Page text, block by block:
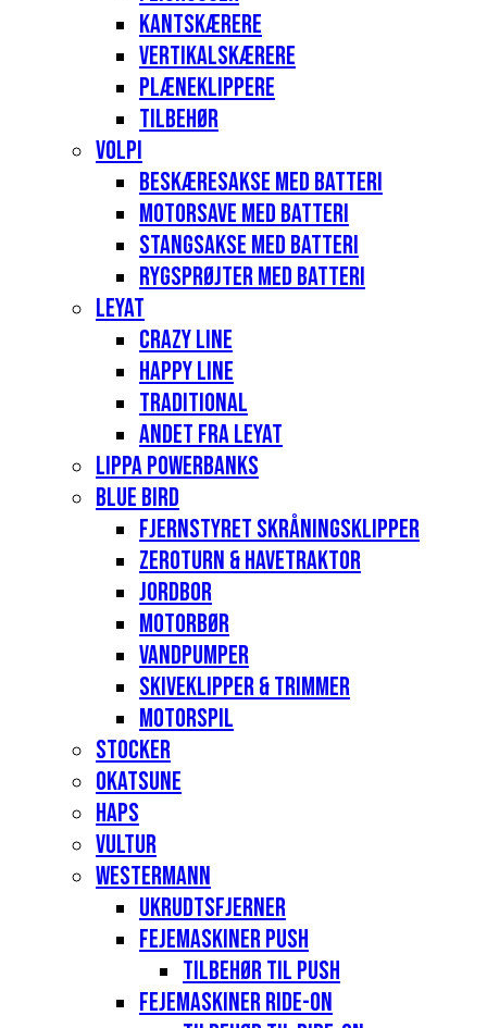
Kantskærere
Vertikalskærere
Plæneklippere
Tilbehør
Volpi
Beskæresakse med batteri
Motorsave med batteri
Stangsakse med batteri
Rygsprøjter med batteri
Leyat
Crazy Line
Happy Line
Traditional
Andet fra Leyat
Lippa Powerbanks
Blue Bird
Fjernstyret skråningsklipper
Zeroturn & havetraktor
Jordbor
Motorbør
Vandpumper
Skiveklipper & Trimmer
Motorspil
Stocker
Okatsune
Haps
Vultur
Westermann
Ukrudtsfjerner
Fejemaskiner Push
Tilbehør til push
Fejemaskiner Ride-on